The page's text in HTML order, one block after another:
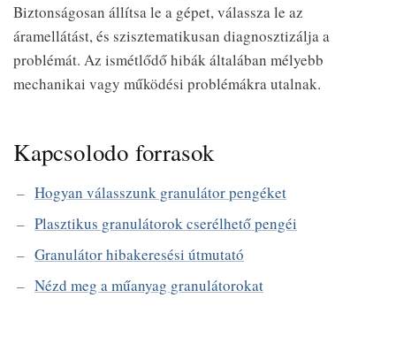
Biztonságosan állítsa le a gépet, válassza le az
áramellátást, és szisztematikusan diagnosztizálja a
problémát. Az ismétlődő hibák általában mélyebb
mechanikai vagy működési problémákra utalnak.
Kapcsolodo forrasok
Hogyan válasszunk granulátor pengéket
Plasztikus granulátorok cserélhető pengéi
Granulátor hibakeresési útmutató
Nézd meg a műanyag granulátorokat